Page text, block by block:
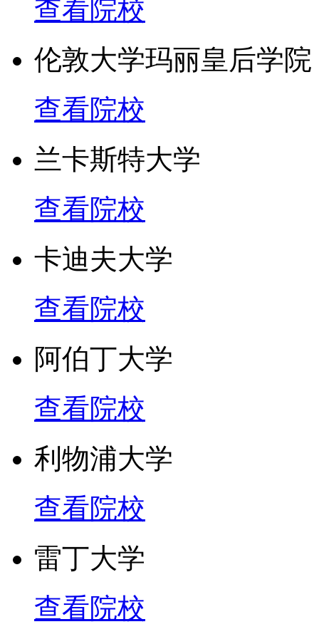
查看院校
伦敦大学玛丽皇后学院
查看院校
兰卡斯特大学
查看院校
卡迪夫大学
查看院校
阿伯丁大学
查看院校
利物浦大学
查看院校
雷丁大学
查看院校